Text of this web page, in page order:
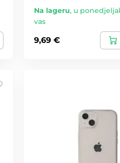
Na lageru, u
vas
9,69 €